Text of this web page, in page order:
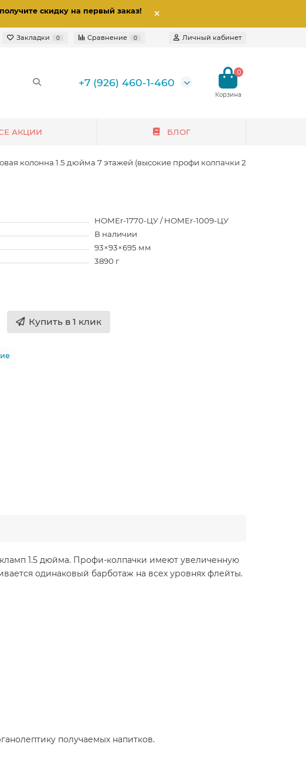
скидку на первый заказ!
Закладки 0 Сравнение 0 Личный кабинет
+7 (926) 460-1-460
0
АКЦИИ БЛОГ
колонна 1.5 дюйма 7 этажей (высокие профи колпачки 2 в 1)
HOMEr-1770-ЦУ / HOMEr-1009-ЦУ
В наличии
93×93×695 мм
3890 г
Купить в 1 клик
1.5 дюйма. Профи-колпачки имеют увеличенную
одинаковый барботаж на всех уровнях флейты.
получаемых напитков.